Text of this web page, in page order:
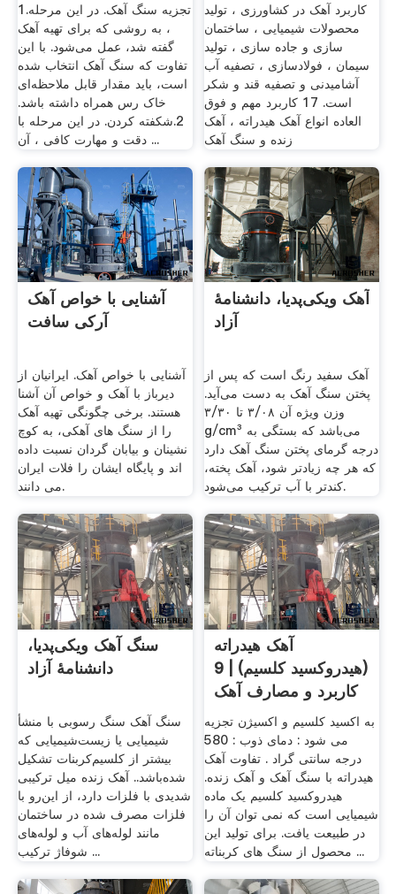
1.تجزیه سنگ آهک. در این مرحله
، به روشی که برای تهیه آهک
گفته شد، عمل می‌شود. با این
تفاوت که سنگ آهک انتخاب شده
است، باید مقدار قابل ملاحظه‌ای
خاک رس همراه داشته باشد.
2.شکفته کردن. در این مرحله با
دقت و مهارت کافی ، آن ...
کاربرد آهک در کشاورزی ، تولید
محصولات شیمیایی ، ساختمان
سازی و جاده سازی ، تولید
سیمان ، فولادسازی ، تصفیه آب
آشامیدنی و تصفیه قند و شکر
است. 17 کاربرد مهم و فوق
العاده انواع آهک هیدراته ، آهک
زنده و سنگ آهک
آشنایی با خواص آهک
آرکی سافت
آشنایی با خواص آهک. ایرانیان از
دیرباز با آهک و خواص آن آشنا
هستند. برخی چگونگی تهیه آهک
را از سنگ های آهکی، به کوچ
نشینان و بیابان گردان نسبت داده
اند و پایگاه ایشان را فلات ایران
می دانند.
آهک ویکی‌پدیا، دانشنامهٔ
آزاد
آهک سفید رنگ است که پس از
پختن سنگ آهک به دست می‌آید.
وزن ویژه آن ۳/۰۸ تا ۳/۳۰
g/cm³ می‌باشد که بستگی به
درجه گرمای پختن سنگ آهک دارد
که هر چه زیادتر شود، آهک پخته،
کندتر با آب ترکیب می‌شود.
سنگ آهک ویکی‌پدیا،
دانشنامهٔ آزاد
سنگ آهک سنگ رسوبی با منشأ
شیمیایی یا زیست‌شیمیایی که
بیشتر از کلسیم‌کربنات تشکیل
شده‌باشد.. آهک زنده میل ترکیبی
شدیدی با فلزات دارد، از این‌رو با
فلزات مصرف شده در ساختمان
مانند لوله‌های آب و لوله‌های
شوفاژ ترکیب ...
آهک هیدراته
(هیدروکسید کلسیم) | 9
کاربرد و مصارف آهک
هیدراته
به اکسید کلسیم و اکسیژن تجزیه
می شود : دمای ذوب : 580
درجه سانتی گراد . تفاوت آهک
هیدراته با سنگ آهک و آهک زنده.
هیدروکسید کلسیم یک ماده
شیمیایی است که نمی توان آن را
در طبیعت یافت. برای تولید این
محصول از سنگ های کربناته ...